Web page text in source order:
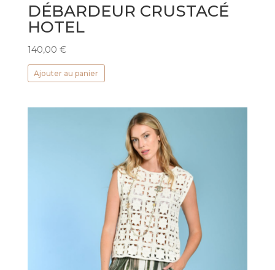
DÉBARDEUR CRUSTACÉ
HOTEL
140,00 €
Ajouter au panier